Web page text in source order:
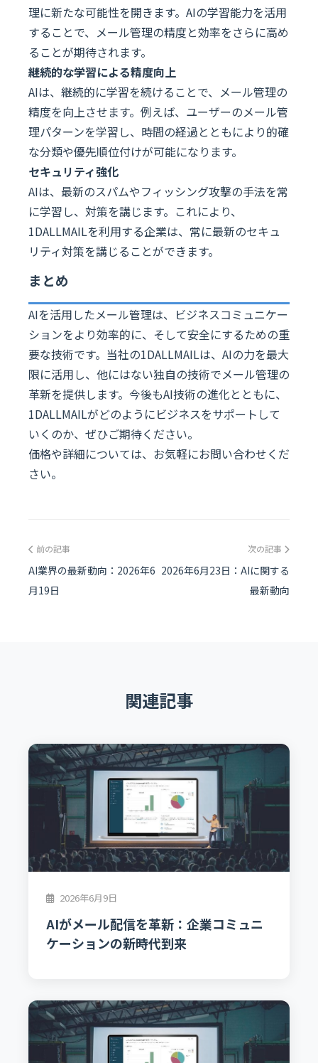
理に新たな可能性を開きます。AIの学習能力を活用
することで、メール管理の精度と効率をさらに高め
ることが期待されます。
継続的な学習による精度向上
AIは、継続的に学習を続けることで、メール管理の
精度を向上させます。例えば、ユーザーのメール管
理パターンを学習し、時間の経過とともにより的確
な分類や優先順位付けが可能になります。
セキュリティ強化
AIは、最新のスパムやフィッシング攻撃の手法を常
に学習し、対策を講じます。これにより、
1DALLMAILを利用する企業は、常に最新のセキュ
リティ対策を講じることができます。
まとめ
AIを活用したメール管理は、ビジネスコミュニケー
ションをより効率的に、そして安全にするための重
要な技術です。当社の1DALLMAILは、AIの力を最大
限に活用し、他にはない独自の技術でメール管理の
革新を提供します。今後もAI技術の進化とともに、
1DALLMAILがどのようにビジネスをサポートして
いくのか、ぜひご期待ください。
価格や詳細については、お気軽にお問い合わせくだ
さい。
前の記事
AI業界の最新動向：2026年6
月19日
次の記事
2026年6月23日：AIに関する
最新動向
関連記事
2026年6月9日
AIがメール配信を革新：企業コミュニ
ケーションの新時代到来